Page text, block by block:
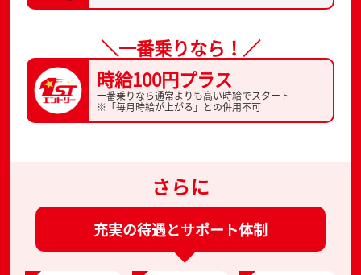
＼一番乗りなら！／
時給100円プラス
一番乗りなら通常よりも高い時給でスタート
※「毎月時給が上がる」との併用不可
さらに
充実の待遇とサポート体制